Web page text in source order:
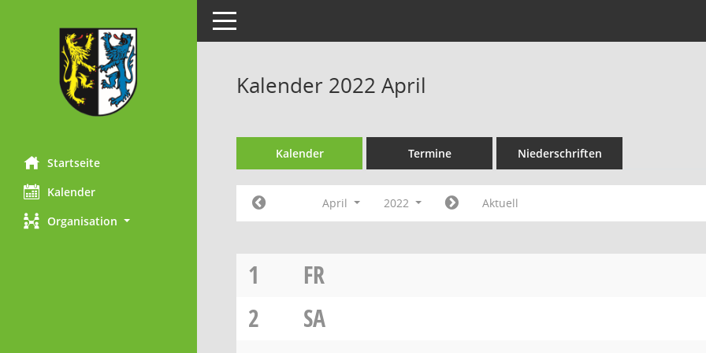
Startseite
Kalender
Organisation
Toggle navigation
Kalender 2022 April
Kalender Termine Niederschriften
April 2022 Aktuell
1
FR
2
SA